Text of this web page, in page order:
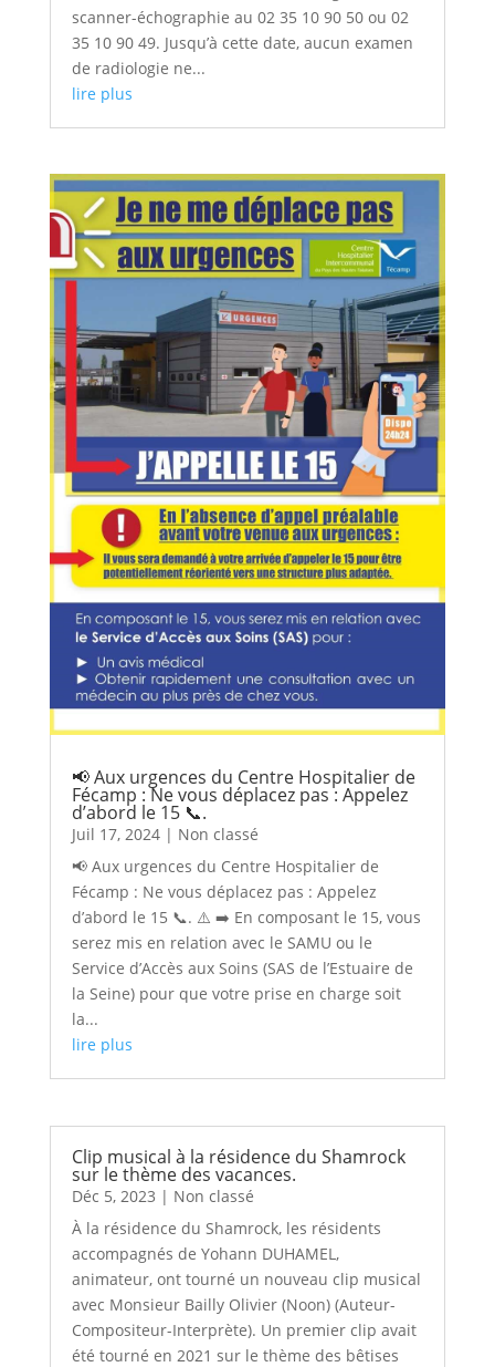
scanner-échographie au 02 35 10 90 50 ou 02
35 10 90 49. Jusqu’à cette date, aucun examen
de radiologie ne...
lire plus
📢 Aux urgences du Centre Hospitalier de
Fécamp : Ne vous déplacez pas : Appelez
d’abord le 15 📞.
Juil 17, 2024| Non classé
📢 Aux urgences du Centre Hospitalier de
Fécamp : Ne vous déplacez pas : Appelez
d’abord le 15 📞. ⚠️ ➡️ En composant le 15, vous
serez mis en relation avec le SAMU ou le
Service d’Accès aux Soins (SAS de l’Estuaire de
la Seine) pour que votre prise en charge soit
la...
lire plus
Clip musical à la résidence du Shamrock
sur le thème des vacances.
Déc 5, 2023 | Non classé
À la résidence du Shamrock, les résidents
accompagnés de Yohann DUHAMEL,
animateur, ont tourné un nouveau clip musical
avec Monsieur Bailly Olivier (Noon) (Auteur-
Compositeur-Interprète). Un premier clip avait
été tourné en 2021 sur le thème des bêtises